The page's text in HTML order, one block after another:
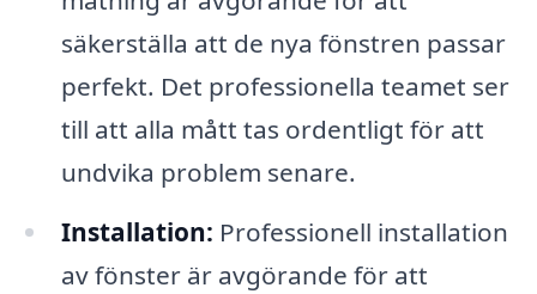
säkerställa att de nya fönstren passar
perfekt. Det professionella teamet ser
till att alla mått tas ordentligt för att
undvika problem senare.
Installation: Professionell installation
av fönster är avgörande för att